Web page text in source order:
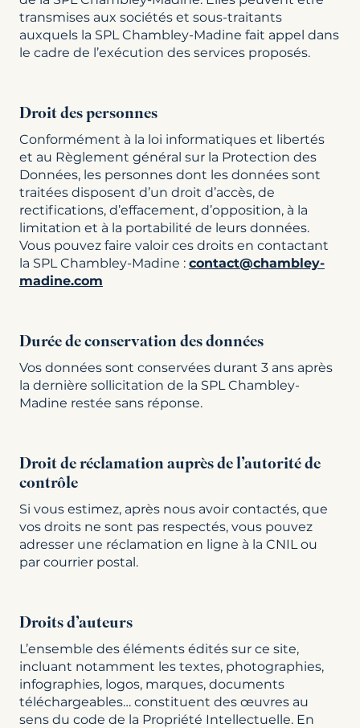
transmises aux sociétés et sous-traitants
auxquels la SPL Chambley-Madine fait appel dans
le cadre de l’exécution des services proposés.
Droit des personnes
Conformément à la loi informatiques et libertés
et au Règlement général sur la Protection des
Données, les personnes dont les données sont
traitées disposent d’un droit d’accès, de
rectifications, d’effacement, d’opposition, à la
limitation et à la portabilité de leurs données.
Vous pouvez faire valoir ces droits en contactant
la SPL Chambley-Madine : contact@chambley-
madine.com
Durée de conservation des données
Vos données sont conservées durant 3 ans après
la dernière sollicitation de la SPL Chambley-
Madine restée sans réponse.
Droit de réclamation auprès de l’autorité de
contrôle
Si vous estimez, après nous avoir contactés, que
vos droits ne sont pas respectés, vous pouvez
adresser une réclamation en ligne à la CNIL ou
par courrier postal.
Droits d’auteurs
L’ensemble des éléments édités sur ce site,
incluant notamment les textes, photographies,
infographies, logos, marques, documents
téléchargeables… constituent des œuvres au
sens du code de la Propriété Intellectuelle. En